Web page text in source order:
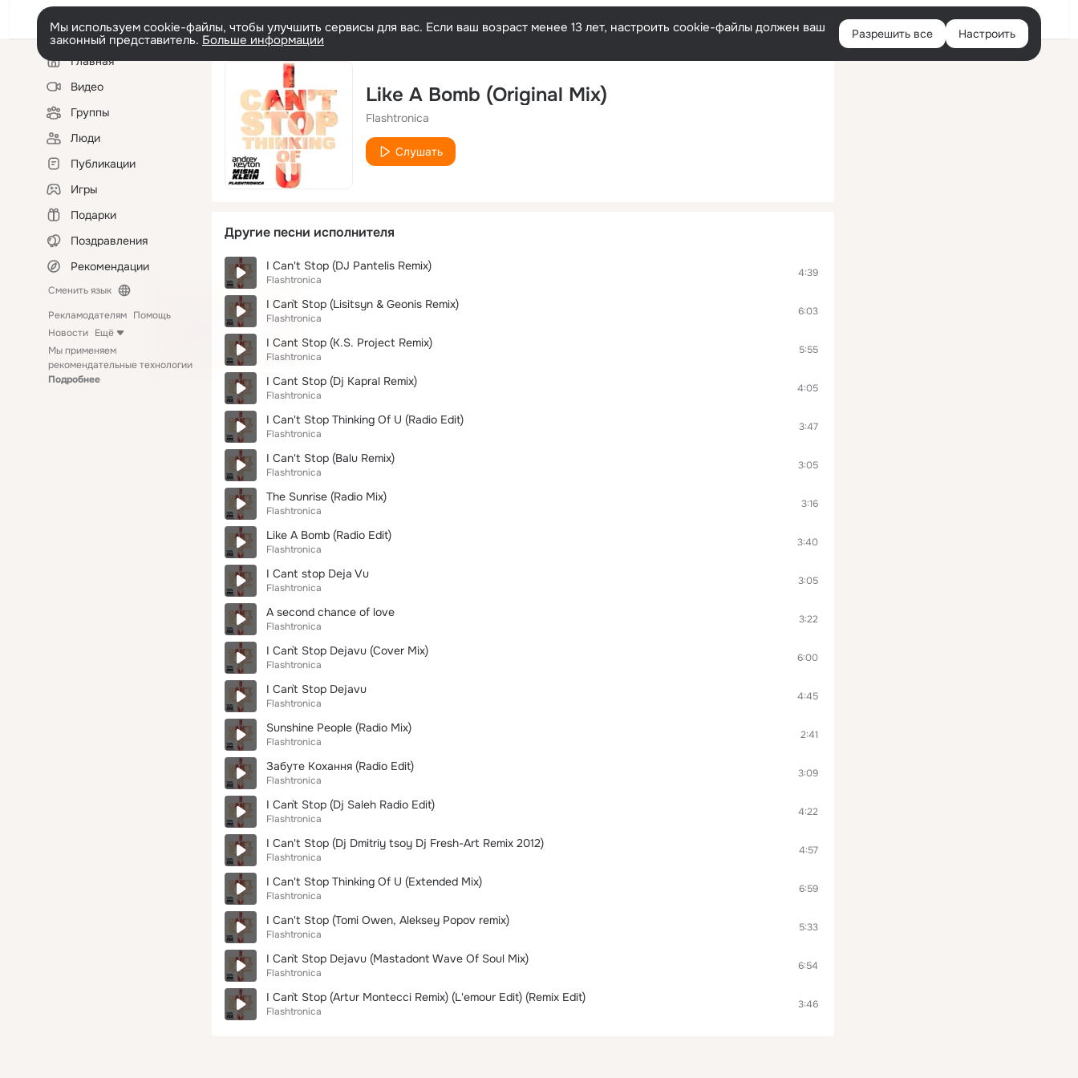
Войти
Мы используем cookie-файлы, чтобы улучшить сервисы для вас. Если ваш возраст менее 13 лет, настроить cookie-файлы должен ваш
законный представитель. Больше информации Разрешить все Настроить
Левая
колонкаГлавная
Видео
Группы
Люди
Публикации
Игры
Подарки
Поздравления
Рекомендации
Сменить язык
Рекламодателям Помощь
Новости Ещё
Мы применяем
рекомендательные технологии
Подробнее
Like A Bomb (Original Mix)
Flashtronica
Слушать
Другие песни исполнителя
I Can't Stop (DJ Pantelis Remix)
Flashtronica
4:39
I Can`t Stop (Lisitsyn & Geonis Remix)
Flashtronica
6:03
I Cant Stop (K.S. Project Remix)
Flashtronica
5:55
I Cant Stop (Dj Kapral Remix)
Flashtronica
4:05
I Can't Stop Thinking Of U (Radio Edit)
Flashtronica
3:47
I Can't Stop (Balu Remix)
Flashtronica
3:05
The Sunrise (Radio Mix)
Flashtronica
3:16
Like A Bomb (Radio Edit)
Flashtronica
3:40
I Cant stop Deja Vu
Flashtronica
3:05
A second chance of love
Flashtronica
3:22
I Can`t Stop Dejavu (Cover Mix)
Flashtronica
6:00
I Can`t Stop Dejavu
Flashtronica
4:45
Sunshine People (Radio Mix)
Flashtronica
2:41
Забуте Кохання (Radio Edit)
Flashtronica
3:09
I Can`t Stop (Dj Saleh Radio Edit)
Flashtronica
4:22
I Can't Stop (Dj Dmitriy tsoy Dj Fresh-Art Remix 2012)
Flashtronica
4:57
I Can't Stop Thinking Of U (Extended Mix)
Flashtronica
6:59
I Can't Stop (Tomi Owen, Aleksey Popov remix)
Flashtronica
5:33
I Can`t Stop Dejavu (Mastadont Wave Of Soul Mix)
Flashtronica
6:54
I Can`t Stop (Artur Montecci Remix) (L'emour Edit) (Remix Edit)
Flashtronica
3:46